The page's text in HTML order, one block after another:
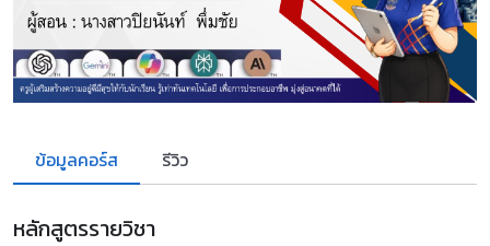
ข้อมูลคอร์ส รีวิว
หลักสูตรรายวิชา